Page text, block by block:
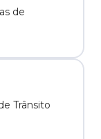
de
Trânsito